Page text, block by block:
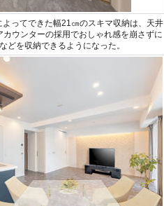
ってできた幅21㎝のスキマ収納は、天井
ウンターの採用でおしゃれ感を崩さずに
どを収納できるようになった。